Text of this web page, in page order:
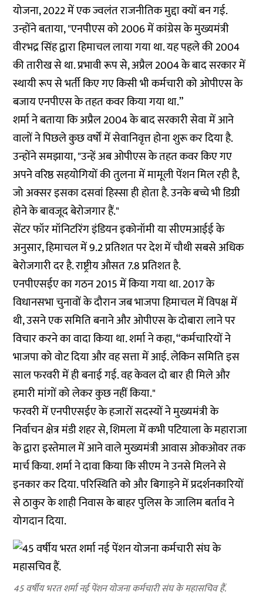
योजना, 2022 में एक ज्वलंत राजनीतिक मुद्दा क्यों बन गई.
उन्होंने बताया, "एनपीएस को 2006 में कांग्रेस के मुख्यमंत्री
वीरभद्र सिंह द्वारा हिमाचल लाया गया था. यह पहले की 2004
की तारीख से था. प्रभावी रूप से, अप्रैल 2004 के बाद सरकार में
स्थायी रूप से भर्ती किए गए किसी भी कर्मचारी को ओपीएस के
बजाय एनपीएस के तहत कवर किया गया था.”
शर्मा ने बताया कि अप्रैल 2004 के बाद सरकारी सेवा में आने
वालों ने पिछले कुछ वर्षों में सेवानिवृत्त होना शुरू कर दिया है.
उन्होंने समझाया, "उन्हें अब ओपीएस के तहत कवर किए गए
अपने वरिष्ठ सहयोगियों की तुलना में मामूली पेंशन मिल रही है,
जो अक्सर इसका दसवां हिस्सा ही होता है. उनके बच्चे भी डिग्री
होने के बावजूद बेरोजगार हैं."
सेंटर फॉर मॉनिटरिंग इंडियन इकोनॉमी या सीएमआईई के
अनुसार, हिमाचल में 9.2 प्रतिशत पर देश में चौथी सबसे अधिक
बेरोजगारी दर है. राष्ट्रीय औसत 7.8 प्रतिशत है.
एनपीएसईए का गठन 2015 में किया गया था. 2017 के
विधानसभा चुनावों के दौरान जब भाजपा हिमाचल में विपक्ष में
थी, उसने एक समिति बनाने और ओपीएस के दोबारा लाने पर
विचार करने का वादा किया था. शर्मा ने कहा, “कर्मचारियों ने
भाजपा को वोट दिया और वह सत्ता में आई. लेकिन समिति इस
साल फरवरी में ही बनाई गई. वह केवल दो बार ही मिले और
हमारी मांगों को लेकर कुछ नहीं किया."
फरवरी में एनपीएसईए के हजारों सदस्यों ने मुख्यमंत्री के
निर्वाचन क्षेत्र मंडी शहर से, शिमला में कभी पटियाला के महाराजा
के द्वारा इस्तेमाल में आने वाले मुख्यमंत्री आवास ओकओवर तक
मार्च किया. शर्मा ने दावा किया कि सीएम ने उनसे मिलने से
इनकार कर दिया. परिस्थिति को और बिगाड़ने में प्रदर्शनकारियों
से ठाकुर के शाही निवास के बाहर पुलिस के जालिम बर्ताव ने
योगदान दिया.
45 वर्षीय भरत शर्मा नई पेंशन योजना कर्मचारी संघ के महासचिव हैं.